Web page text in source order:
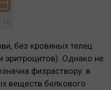
без кровяных телец
эритроцитов). Однако не
физраствору: в
веществ белкового